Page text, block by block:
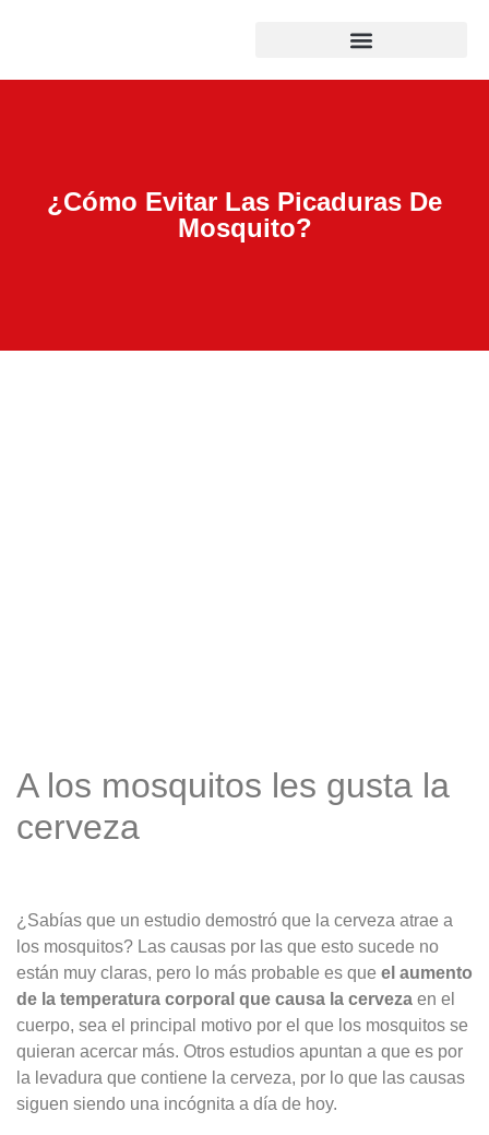
¿Cómo Evitar Las Picaduras De
Mosquito?
A los mosquitos les gusta la
cerveza
¿Sabías que un estudio demostró que la cerveza atrae a
los mosquitos? Las causas por las que esto sucede no
están muy claras, pero lo más probable es que el aumento
de la temperatura corporal que causa la cerveza en el
cuerpo, sea el principal motivo por el que los mosquitos se
quieran acercar más. Otros estudios apuntan a que es por
la levadura que contiene la cerveza, por lo que las causas
siguen siendo una incógnita a día de hoy.